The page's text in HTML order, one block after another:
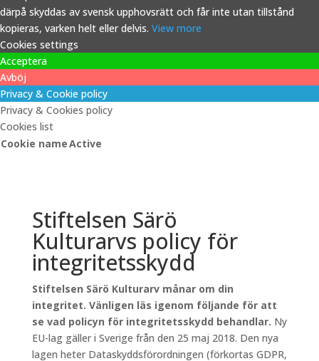
därpå skyddas av svensk upphovsrätt och får inte utan tillstånd
kopieras, varken helt eller delvis. View more
Cookies settings
Acceptera
Avböj
Privacy & Cookie policy
Privacy & Cookies policy
Cookies list
Cookie nameActive
Stiftelsen Särö
Kulturarvs policy för
integritetsskydd
Stiftelsen Särö Kulturarv månar om din
integritet. Vänligen läs igenom följande för att
se vad policyn för integritetsskydd behandlar. Ny
EU-lag gäller i Sverige från den 25 maj 2018. Den nya
lagen heter Dataskyddsförordningen (förkortas GDPR,